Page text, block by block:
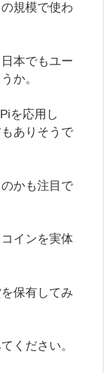
規模で使わ
本でもユー
か。
を応用し
ありそうで
かも注目で
インを実体
保有してみ
ください。